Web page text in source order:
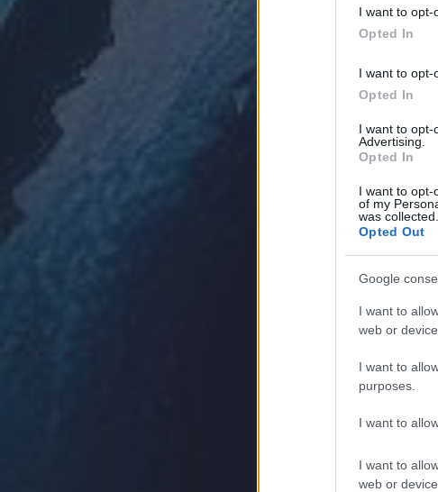
I want to opt-
Opted In
I want to opt-
Opted In
I want to opt-
Advertising.
Opted In
I want to opt-
of my
was collected.
Opted Out
Google
I want to
web or
I want to
purposes.
I want to
I want to
web or